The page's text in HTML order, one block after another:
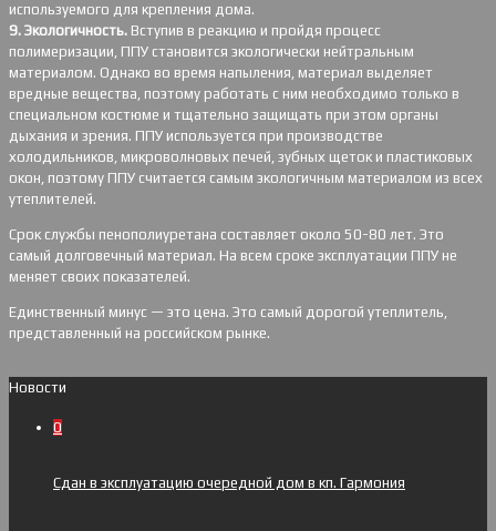
используемого для крепления дома.
9. Экологичность. Вступив в реакцию и пройдя процесс
полимеризации, ППУ становится экологически нейтральным
материалом. Однако во время напыления, материал выделяет
вредные вещества, поэтому работать с ним необходимо только в
специальном костюме и тщательно защищать при этом органы
дыхания и зрения. ППУ используется при производстве
холодильников, микроволновых печей, зубных щеток и пластиковых
окон, поэтому ППУ считается самым экологичным материалом из всех
утеплителей.
Срок службы пенополиуретана составляет около 50-80 лет. Это
самый долговечный материал. На всем сроке эксплуатации ППУ не
меняет своих показателей.
Единственный минус — это цена. Это самый дорогой утеплитель,
представленный на российском рынке.
Новости
0
Сдан в эксплуатацию очередной дом в кп. Гармония